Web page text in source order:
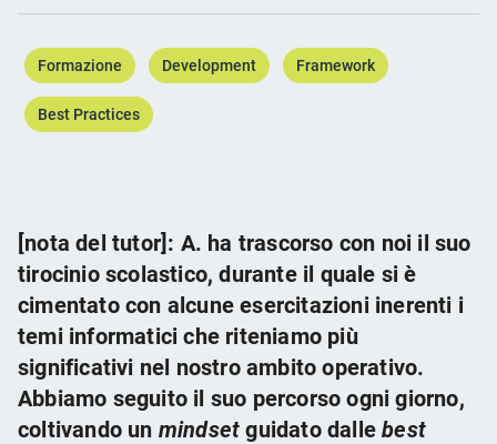
Formazione Development Framework
Best Practices
[nota del tutor]: A. ha trascorso con noi il suo
tirocinio scolastico, durante il quale si è
cimentato con alcune esercitazioni inerenti i
temi informatici che riteniamo più
significativi nel nostro ambito operativo.
Abbiamo seguito il suo percorso ogni giorno,
coltivando un mindset guidato dallebest